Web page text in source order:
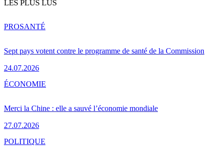
LES PLUS LUS
Sept pays votent contre le programme de santé de la Commission
24.07.2026
PROSANTÉ
Merci la Chine : elle a sauvé l’économie mondiale
27.07.2026
ÉCONOMIE
POLITIQUE